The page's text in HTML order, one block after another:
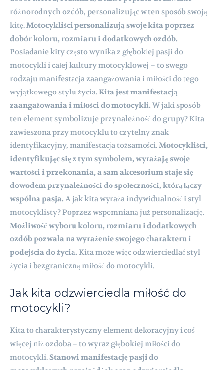
różnorodnych ozdób, personalizując w ten sposób swoją
kitę.Motocykliści personalizują swoje kita poprzez
dobór koloru, rozmiaru i dodatkowych ozdób.
Posiadanie kity często wynika z głębokiej pasji do
motocykli i całej kultury motocyklowej – to swego
rodzaju manifestacja zaangażowania i miłości do tego
wyjątkowego stylu życia.Kita jest manifestacją
zaangażowania i miłości do motocykli. W jaki sposób
ten element symbolizuje przynależność do grupy? Kita
zawieszona przy motocyklu to czytelny znak
identyfikacyjny, manifestacja tożsamości.Motocykliści,
identyfikując się z tym symbolem, wyrażają swoje
wartości i przekonania, a sam akcesorium staje się
dowodem przynależności do społeczności, którą łączy
wspólna pasja. A jak kita wyraża indywidualność i styl
motocyklisty? Poprzez wspomnianą już personalizację.
Możliwość wyboru koloru, rozmiaru i dodatkowych
ozdób pozwala na wyrażenie swojego charakteru i
podejścia do życia. Kita może więc odzwierciedlać styl
życia i bezgraniczną miłość do motocykli.
Jak kita odzwierciedla miłość do
motocykli?
Kita to charakterystyczny element dekoracyjny i coś
więcej niż ozdoba – to wyraz głębokiej miłości do
motocykli.Stanowi manifestację pasji do